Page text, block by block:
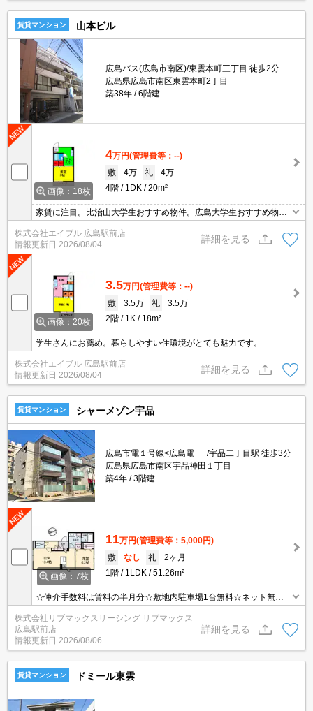
賃貸マンション 山本ビル
広島バス(広島市南区)/東雲本町三丁目 徒歩2分
広島県広島市南区東雲本町2丁目
築38年
6階建
画像：18枚
4万円(管理費等：--)
敷
4万 礼
4万
4階
1DK 20m²
家賃に注目。比治山大学生おすすめ物件。広島大学生おすすめ物
株式会社エイブル 広島駅前店
情報更新日 2026/08/04
詳細を見る
画像：20枚
3.5万円(管理費等：--)
敷
3.5万 礼
3.5万
2階
1K 18m²
学生さんにお薦め。暮らしやすい住環境がとても魅力です。
株式会社エイブル 広島駅前店
情報更新日 2026/08/04
詳細を見る
賃貸マンション シャーメゾン宇品
広島市電１号線<広島電･･･/宇品二丁目駅 徒歩3分
広島県広島市南区宇品神田１丁目
築4年
3階建
画像：7枚
11万円(管理費等：5,000円)
敷
なし 礼
2ヶ月
1階
1LDK 51.26m²
☆仲介手数料は賃料の半月分☆敷地内駐車場1台無料☆ネット無料
ガスで光熱費節約☆追い焚き機能・浴室乾燥機など水回り設備充実♪
近隣にスーパーやコンビニがあり住環境良好☆彡
株式会社リブマックスリーシング リブマックス
広島駅前店
情報更新日 2026/08/06
詳細を見る
賃貸マンション ドミール東雲